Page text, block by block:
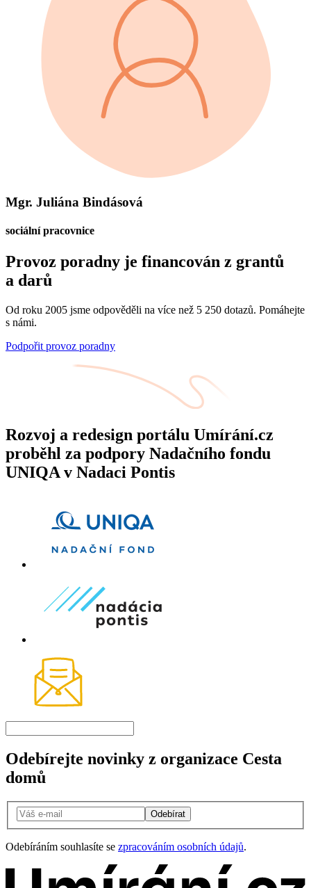
Mgr. Juliána Bindásová
sociální pracovnice
Provoz poradny je financován z grantů
a darů
Od roku 2005 jsme odpověděli na více než 5 250 dotazů. Pomáhejte
s námi.
Podpořit provoz poradny
Rozvoj a redesign portálu Umírání.cz
proběhl za podpory Nadačního fondu
UNIQA v Nadaci Pontis
Odebírejte novinky z organizace Cesta
domů
Odebírat
Odebíráním souhlasíte se zpracováním osobních údajů.